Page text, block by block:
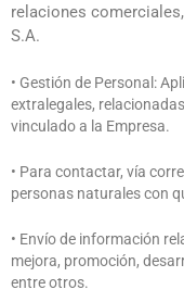
relaciones
S.A.
• Gestión de Personal:
extralegales,
vinculado a la Empresa.
• Para contactar, vía
personas naturales con
• Envío de información
mejora, promoción,
entre otros.